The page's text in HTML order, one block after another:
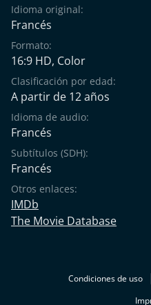
Idioma original:
Francés
Formato:
16:9 HD, Color
Clasificación por edad:
A partir de 12 años
Idioma de audio:
Francés
Subtítulos (SDH):
Francés
Otros enlaces:
IMDb
The Movie Database
Condiciones de uso